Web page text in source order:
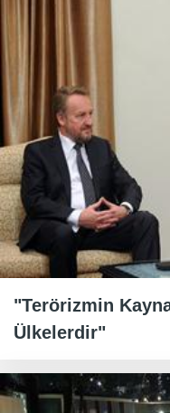
"Terörizmin
Ülkelerdir"